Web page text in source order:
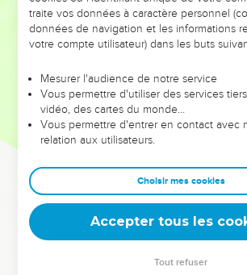
Tu as vu leur soif de vengeance, tous
contre moi.
contre moi,
les discours de mes adversaires et les
tenaient à longueur de journée contre
Regarde : qu’ils restent assis ou se
de moi dans leurs chansons.
Tu leur rendras ce qu’ils méritent,
à leur manière d’agir.
Tu les rendras obstinés, ta malédiction
traite vos données à caractère personnel
données de navigation et les informations
votre compte utilisateur) dans les buts
Mesurer l'audience de notre service
Vous permettre d'utiliser des services
vidéo, des cartes du monde…
Vous permettre d'entrer en contact avec
relation aux utilisateurs.
Choisir mes cookies
Accepter tous les
Tout refuser